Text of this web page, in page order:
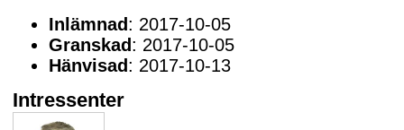
Inlämnad: 2017-10-05
Granskad: 2017-10-05
Hänvisad: 2017-10-13
Intressenter